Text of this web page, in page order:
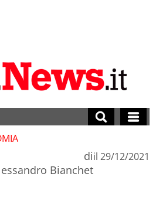
di
Bianchet
il 29/12/2021